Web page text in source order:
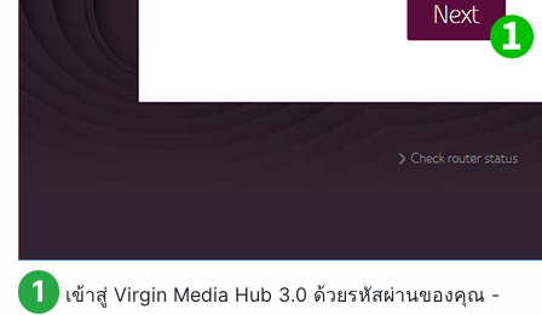
1
เข้าสู่ Virgin Media Hub 3.0 ด้วยรหัสผ่านของคุณ -